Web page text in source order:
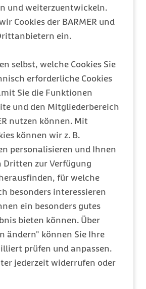
und weiterzuentwickeln.
Cookies der BARMER und
ein.
selbst, welche Cookies Sie
erforderliche Cookies
Sie die Funktionen
und den Mitgliederbereich
nutzen können. Mit
können wir z. B.
personalisieren und Ihnen
Dritten zur Verfügung
für welche
besonders interessieren
ein besonders gutes
bieten können. Über
ändern" können Sie Ihre
prüfen und anpassen.
jederzeit widerrufen oder
zur Behandlung von
Ataxie (Erbkrankheit
von
gestört ist)
Arzneimittel
Vitamine enthalten,
Sie können für die
– etwa
Vitamin‑D‑Mangel – auf
verordnet werden. Ihre